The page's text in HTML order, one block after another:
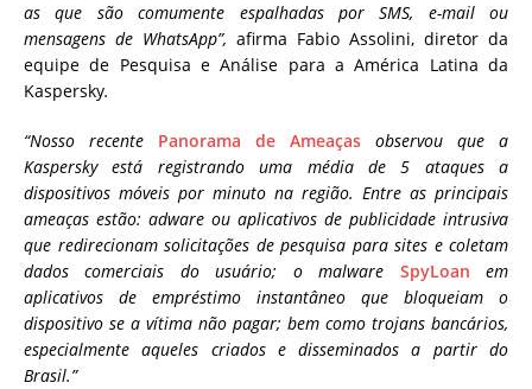
as que são comumente espalhadas por SMS, e-mail ou
mensagens de WhatsApp”, afirma Fabio Assolini, diretor da
equipe de Pesquisa e Análise para a América Latina da
Kaspersky.
“Nosso recente Panorama de Ameaças observou que a
Kaspersky está registrando uma média de 5 ataques a
dispositivos móveis por minuto na região. Entre as principais
ameaças estão: adware ou aplicativos de publicidade intrusiva
que redirecionam solicitações de pesquisa para sites e coletam
dados comerciais do usuário; o malware SpyLoan em
aplicativos de empréstimo instantâneo que bloqueiam o
dispositivo se a vítima não pagar; bem como trojans bancários,
especialmente aqueles criados e disseminados a partir do
Brasil.”